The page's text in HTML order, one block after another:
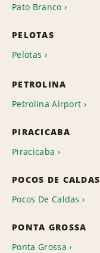
Pato Branco
PELOTAS
Pelotas
PETROLINA
Petrolina Airport
PIRACICABA
Piracicaba
POCOS DE CALDAS
Pocos De Caldas
PONTA GROSSA
Ponta Grossa